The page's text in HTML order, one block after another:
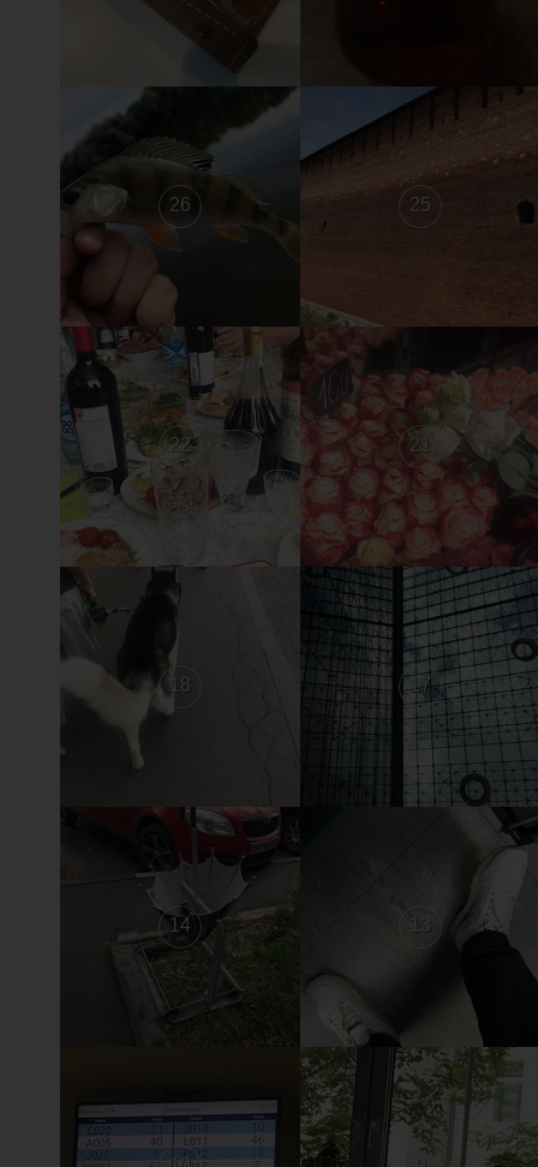
26 25
22 21
18 17
14 13